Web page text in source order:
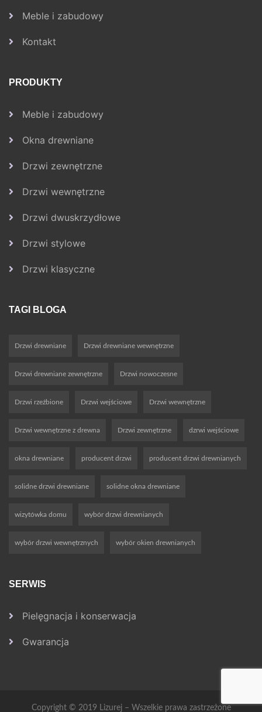
Meble i zabudowy
Kontakt
PRODUKTY
Meble i zabudowy
Okna drewniane
Drzwi zewnętrzne
Drzwi wewnętrzne
Drzwi dwuskrzydłowe
Drzwi stylowe
Drzwi klasyczne
TAGI BLOGA
Drzwi drewniane Drzwi drewniane wewnętrzne
Drzwi drewniane zewnętrzne Drzwi nowoczesne
Drzwi rzeźbione Drzwi wejściowe Drzwi wewnętrzne
Drzwi wewnętrzne z drewna Drzwi zewnętrzne dzrwi wejściowe
okna drewniane producent drzwi producent drzwi drewnianych
solidne drzwi drewniane solidne okna drewniane
wizytówka domu wybór drzwi drewnianych
wybór drzwi wewnętrznych wybór okien drewnianych
SERWIS
Pielęgnacja i konserwacja
Gwarancja
Copyright © 2019 Lizurej – Wszelkie prawa zastrzeżone